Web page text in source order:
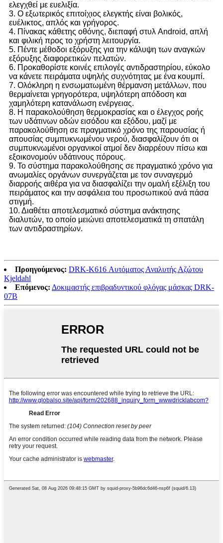
ελεγχθεί με ευελιξία.
3. Ο εξωτερικός επιτοίχιος ελεγκτής είναι βολικός,
ευέλικτος, απλός και γρήγορος.
4. Πίνακας κάθετης οθόνης, διεπαφή στυλ Android, απλή
και φιλική προς το χρήστη λειτουργία.
5. Πέντε μέθοδοι εξόρυξης για την κάλυψη των αναγκών
εξόρυξης διαφορετικών πελατών.
6. Προκαθορίστε κοινές επιλογές αντιδραστηρίου, εύκολο
να κάνετε πειράματα υψηλής συχνότητας με ένα κουμπί.
7. Ολόκληρη η ενσωματωμένη θέρμανση μετάλλων, που
θερμαίνεται γρηγορότερα, υψηλότερη απόδοση και
χαμηλότερη κατανάλωση ενέργειας.
8. Η παρακολούθηση θερμοκρασίας και ο έλεγχος ροής
των υδάτινων οδών εισόδου και εξόδου, μαζί με
παρακολούθηση σε πραγματικό χρόνο της παρουσίας ή
απουσίας συμπυκνωμένου νερού, διασφαλίζουν ότι οι
συμπυκνωμένοι οργανικοί ατμοί δεν διαρρέουν πίσω και
εξοικονομούν υδάτινους πόρους.
9. Το σύστημα παρακολούθησης σε πραγματικό χρόνο για
ανωμαλίες οργάνων συνεργάζεται με τον συναγερμό
διαρροής αιθέρα για να διασφαλίζει την ομαλή εξέλιξη του
πειράματος και την ασφάλεια του προσωπικού ανά πάσα
στιγμή.
10. Διαθέτει αποτελεσματικό σύστημα ανάκτησης
διαλυτών, το οποίο μειώνει αποτελεσματικά τη σπατάλη
των αντιδραστηρίων.
Προηγούμενος: DRK-K616 Αυτόματος Αναλυτής Αζώτου
Kjeldahl
Επόμενος: Δοκιμαστής επιβραδυντικού φλόγας μάσκας DRK-
07B